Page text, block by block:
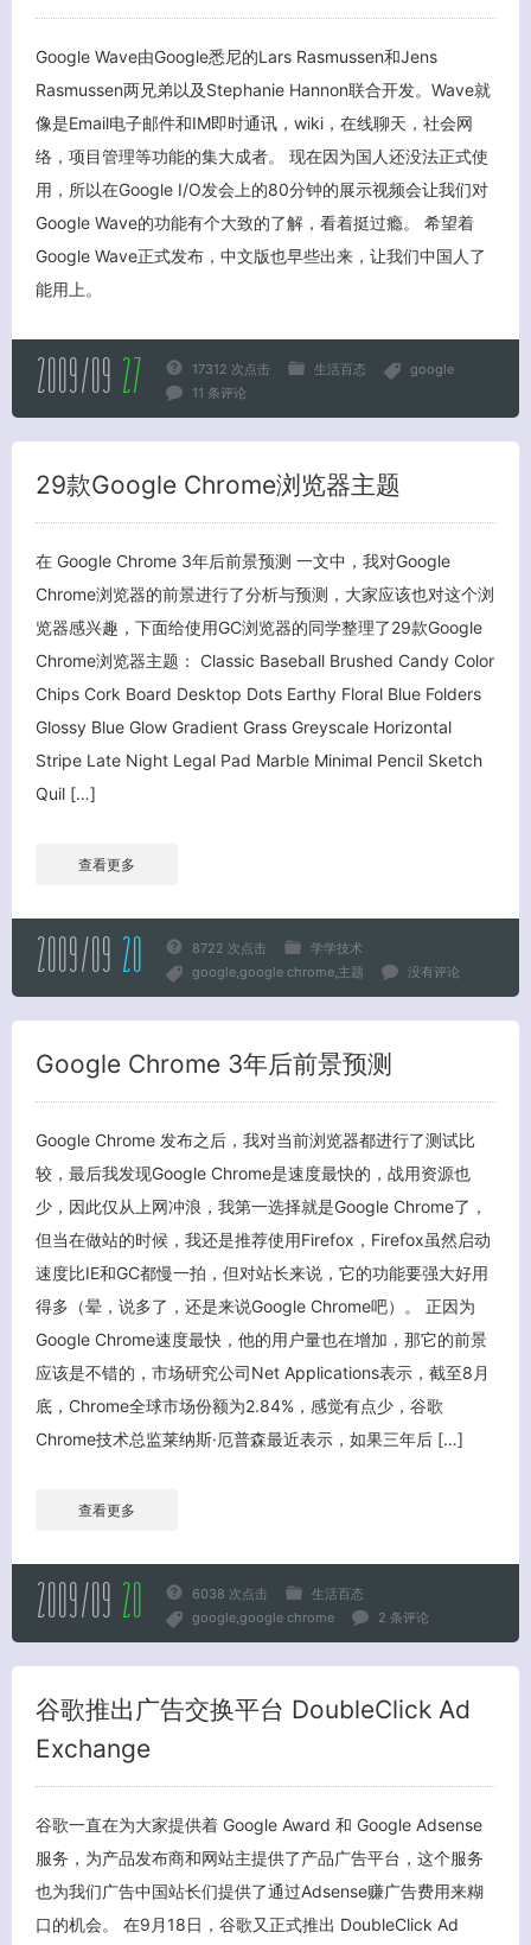
Google Wave由Google悉尼的Lars Rasmussen和Jens
Rasmussen两兄弟以及Stephanie Hannon联合开发。Wave就
像是Email电子邮件和IM即时通讯，wiki，在线聊天，社会网
络，项目管理等功能的集大成者。 现在因为国人还没法正式使
用，所以在Google I/O发会上的80分钟的展示视频会让我们对
Google Wave的功能有个大致的了解，看着挺过瘾。 希望着
Google Wave正式发布，中文版也早些出来，让我们中国人了
能用上。
2009/09 27 17312 次点击 生活百态
google
11 条评论
29款Google Chrome浏览器主题
在 Google Chrome 3年后前景预测 一文中，我对Google
Chrome浏览器的前景进行了分析与预测，大家应该也对这个浏
览器感兴趣，下面给使用GC浏览器的同学整理了29款Google
Chrome浏览器主题： Classic Baseball Brushed Candy Color
Chips Cork Board Desktop Dots Earthy Floral Blue Folders
Glossy Blue Glow Gradient Grass Greyscale Horizontal
Stripe Late Night Legal Pad Marble Minimal Pencil Sketch
Quil […]
查看更多
2009/09 20 8722 次点击
学学技术
google google chrome 主题 没有评论
Google Chrome 3年后前景预测
Google Chrome 发布之后，我对当前浏览器都进行了测试比
较，最后我发现Google Chrome是速度最快的，战用资源也
少，因此仅从上网冲浪，我第一选择就是Google Chrome了，
但当在做站的时候，我还是推荐使用Firefox，Firefox虽然启动
速度比IE和GC都慢一拍，但对站长来说，它的功能要强大好用
得多（晕，说多了，还是来说Google Chrome吧）。 正因为
Google Chrome速度最快，他的用户量也在增加，那它的前景
应该是不错的，市场研究公司Net Applications表示，截至8月
底，Chrome全球市场份额为2.84%，感觉有点少，谷歌
Chrome技术总监莱纳斯·厄普森最近表示，如果三年后 […]
查看更多
2009/09 20 6038 次点击
生活百态
google google chrome 2 条评论
谷歌推出广告交换平台 DoubleClick Ad
Exchange
谷歌一直在为大家提供着 Google Award 和 Google Adsense
服务，为产品发布商和网站主提供了产品广告平台，这个服务
也为我们广告中国站长们提供了通过Adsense赚广告费用来糊
口的机会。 在9月18日，谷歌又正式推出 DoubleClick Ad
客服小美